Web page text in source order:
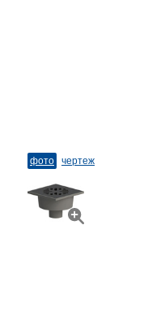
фото чертеж